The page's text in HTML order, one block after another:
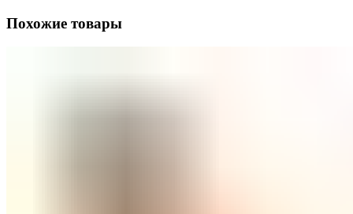
Похожие товары